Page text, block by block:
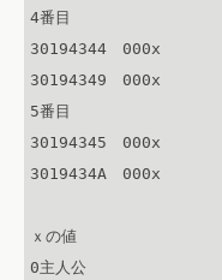
4番目
30194344　000x
30194349　000x
5番目
30194345　000x
3019434A　000x
ｘの値
0主人公